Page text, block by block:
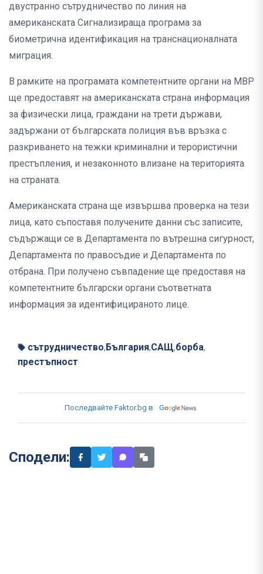
двустранно сътрудничество по линия на
американската Сигнализираща програма за
биометрична идентификация на транснационалната
миграция.
В рамките на програмата компетентните органи на МВР
ще предоставят на американската страна информация
за физически лица, граждани на трети държави,
задържани от българската полиция във връзка с
разкриването на тежки криминални и терористични
престъпления, и незаконното влизане на територията
на страната.
Американската страна ще извършва проверка на тези
лица, като съпоставя получените данни със записите,
съдържащи се в Департамента по вътрешна сигурност,
Департамента по правосъдие и Департамента по
отбрана. При получено съвпадение ще предоставя на
компетентните български органи съответната
информация за идентифицираното лице.
сътрудничество, България,САЩ,борба,
престъпност
Последвайте Faktor.bg в
Сподели: